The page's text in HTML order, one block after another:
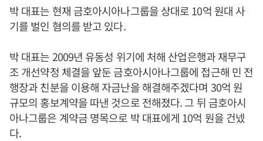
박 대표는 현재 금호아시아나그룹을 상대로 10억 원대 사
기를 벌인 혐의를 받고 있다.
박 대표는 2009년 유동성 위기에 처해 산업은행과 재무구
조 개선약정 체결을 앞둔 금호아시아나그룹에 접근해 민 전
행장과 친분을 이용해 자금난을 해결해주겠다며 30억 원
규모의 홍보계약을 따낸 것으로 전해졌다. 그 뒤 금호아시
아나그룹은 계약금 명목으로 박 대표에게 10억 원을 건넸
다.